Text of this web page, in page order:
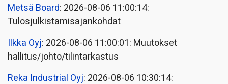
Metsä Board: 2026-08-06 11:00:14:
Tulosjulkistamisajankohdat
Ilkka Oyj: 2026-08-06 11:00:01: Muutokset
hallitus/johto/tilintarkastus
Reka Industrial Oyj: 2026-08-06 10:30:14: